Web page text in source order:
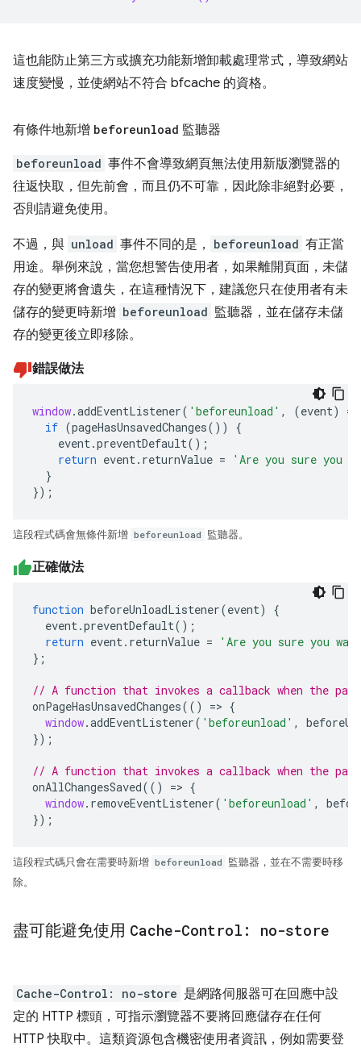
這也能防止第三方或擴充功能新增卸載處理常式，導致網站
速度變慢，並使網站不符合 bfcache 的資格。
有條件地新增 beforeunload 監聽器
beforeunload 事件不會導致網頁無法使用新版瀏覽器的
往返快取，但先前會，而且仍不可靠，因此除非絕對必要，
否則請避免使用。
不過，與 unload 事件不同的是， beforeunload 有正當
用途。舉例來說，當您想警告使用者，如果離開頁面，未儲
存的變更將會遺失，在這種情況下，建議您只在使用者有未
儲存的變更時新增 beforeunload 監聽器，並在儲存未儲
存的變更後立即移除。
錯誤做法
window.addEventListener( 'beforeunload' , (event)
=>
if (pageHasUnsavedChanges())
{
event.preventDefault();
return event. returnValue =
'Are you sure you
}
});
這段程式碼會無條件新增 beforeunload 監聽器。
正確做法
function beforeUnloadListener(event)
{
event.preventDefault();
return event. returnValue =
'Are you sure you
};
// A function that invokes a callback when the page
onPageHasUnsavedChanges(() => {
window.addEventListener( 'beforeunload' ,
});
// A function that invokes a callback when the
onAllChangesSaved(() => {
window. removeEventListener( 'beforeunload' ,
});
這段程式碼只會在需要時新增 beforeunload 監聽器，並在不需要時移
除。
盡可能避免使用 Cache-Control: no-store
Cache-Control: no-store 是網路伺服器可在回應中設
定的 HTTP 標頭，可指示瀏覽器不要將回應儲存在任何
HTTP 快取中。這類資源包含機密使用者資訊，例如需要登